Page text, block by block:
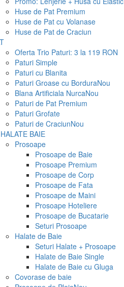
Huse de Pat Premium
Huse de Pat cu Volanase
Huse de Pat de Craciun
Oferta Trio Paturi: 3 la 119 RON
Paturi Simple
Paturi cu Blanita
Paturi Groase cu BorduraNou
Blana Artificiala NurcaNou
Paturi de Pat Premium
Paturi Grofate
Paturi de CraciunNou
BAIE
Prosoape
Prosoape de Baie
Prosoape Premium
Prosoape de Corp
Prosoape de Fata
Prosoape de Maini
Prosoape Hoteliere
Prosoape de Bucatarie
Seturi Prosoape
Halate de Baie
Seturi Halate + Prosoape
Halate de Baie Single
Halate de Baie cu Gluga
Covorase de baie